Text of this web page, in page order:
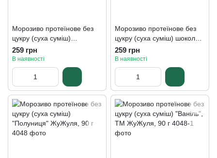
Морозиво протеїнове без
цукру (суха суміш)
полуниця, ТМ SoloSvit 90 г
259 грн
В наявності
Морозиво протеїнове без
цукру (суха суміш) шоколад,
ТМ SoloSvit 90 г
259 грн
В наявності